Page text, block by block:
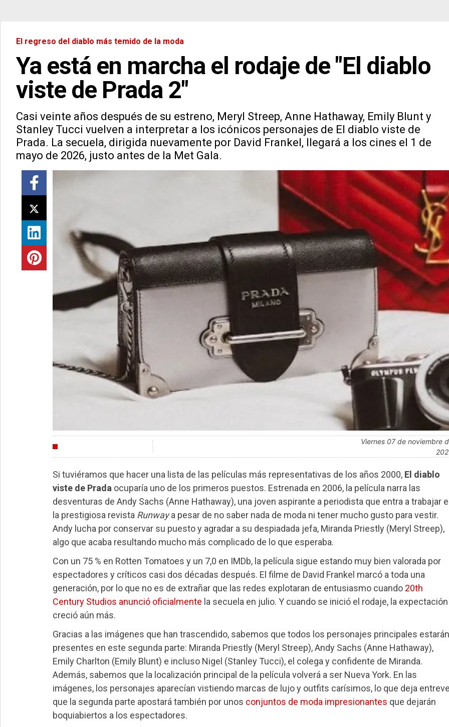
El regreso del diablo más temido de la moda
Ya está en marcha el rodaje de "El diablo
viste de Prada 2"
Casi veinte años después de su estreno, Meryl Streep, Anne Hathaway, Emily Blunt y
Stanley Tucci vuelven a interpretar a los icónicos personajes de El diablo viste de
Prada. La secuela, dirigida nuevamente por David Frankel, llegará a los cines el 1 de
mayo de 2026, justo antes de la Met Gala.
viernes 07 de noviembre de
Si tuviéramos que hacer una lista de las películas más representativas de los años 2000, El diablo
viste de Prada ocuparía uno de los primeros puestos. Estrenada en 2006, la película narra las
desventuras de Andy Sachs (Anne Hathaway), una joven aspirante a periodista que entra a trabajar
la prestigiosa revista Runwaya pesar de no saber nada de moda ni tener mucho gusto para vestir.
Andy lucha por conservar su puesto y agradar a su despiadada jefa, Miranda Priestly (Meryl Streep),
algo que acaba resultando mucho más complicado de lo que esperaba.
Con un 75 % en Rotten Tomatoes y un 7,0 en IMDb, la película sigue estando muy bien valorada por
espectadores y críticos casi dos décadas después. El filme de David Frankel marcó a toda una
generación, por lo que no es de extrañar que las redes explotaran de entusiasmo cuando 20th
Century Studios anunció oficialmente la secuela en julio. Y cuando se inició el rodaje, la expectación
creció aún más.
Gracias a las imágenes que han trascendido, sabemos que todos los personajes principales estarán
presentes en este segunda parte: Miranda Priestly (Meryl Streep), Andy Sachs (Anne Hathaway),
Emily Charlton (Emily Blunt) e incluso Nigel (Stanley Tucci), el colega y confidente de Miranda.
Además, sabemos que la localización principal de la película volverá a ser Nueva York. En las
imágenes, los personajes aparecían vistiendo marcas de lujo y outfits carísimos, lo que deja
que la segunda parte apostará también por unos conjuntos de moda impresionantes que dejarán
boquiabiertos a los espectadores.